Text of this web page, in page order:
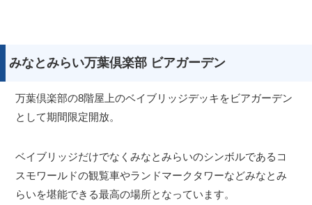
みなとみらい万葉倶楽部 ビアガーデン
万葉倶楽部の8階屋上のベイブリッジデッキをビアガーデン
として期間限定開放。
ベイブリッジだけでなくみなとみらいのシンボルであるコ
スモワールドの観覧車やランドマークタワーなどみなとみ
らいを堪能できる最高の場所となっています。